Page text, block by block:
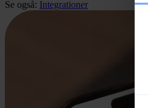
Se også: Integrationer